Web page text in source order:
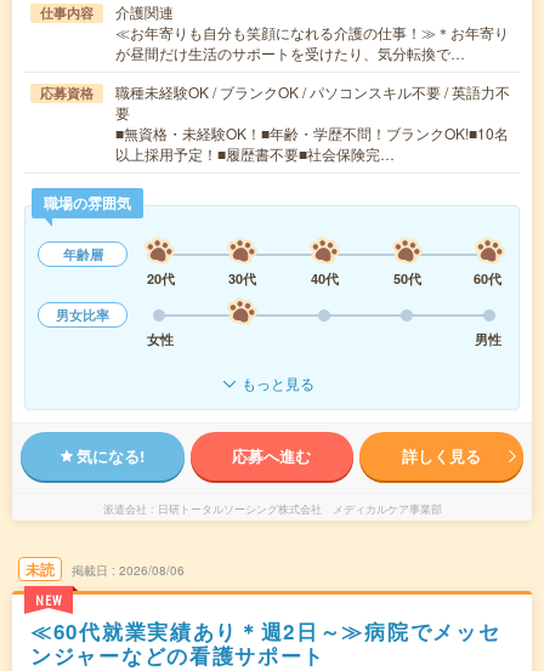
仕事内容
介護関連
≪お年寄りも自分も笑顔になれる介護の仕事！≫＊お年寄り
が昼間だけ生活のサポートを受けたり、気分転換で…
応募資格
職種未経験OK / ブランクOK / パソコンスキル不要 / 英語力不
要
■無資格・未経験OK！■年齢・学歴不問！ブランクOK!■10名
以上採用予定！■履歴書不要■社会保険完…
職場の雰囲気
年齢層
20代
30代 40代 50代
60代
男女比率
女性
男性
もっと見る
気になる! 応募へ進む 詳しく見る
派遣会社 日研トータルソーシング株式会社 メディカルケア事業部
未読
NEW
掲載日 2026/08/06
≪60代就業実績あり＊週2日～≫病院でメッセ
ンジャーなどの看護サポート